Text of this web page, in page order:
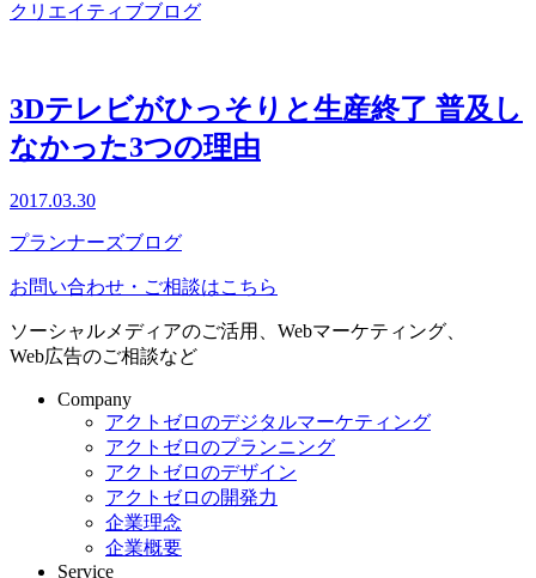
クリエイティブブログ
3Dテレビがひっそりと生産終了 普及し
なかった3つの理由
2017.03.30
プランナーズブログ
お問い合わせ・ご相談はこちら
ソーシャルメディアのご活用、Webマーケティング、
Web広告のご相談など
Company
アクトゼロのデジタルマーケティング
アクトゼロのプランニング
アクトゼロのデザイン
アクトゼロの開発力
企業理念
企業概要
Service